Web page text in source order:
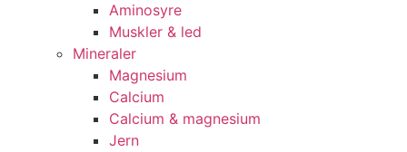
Aminosyre
Muskler & led
Mineraler
Magnesium
Calcium
Calcium & magnesium
Jern